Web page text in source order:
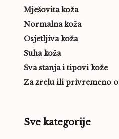
Mješovita koža
Normalna koža
Osjetljiva koža
Suha koža
Sva stanja i tipovi kože
Za zrelu ili privremeno
Sve kategorije